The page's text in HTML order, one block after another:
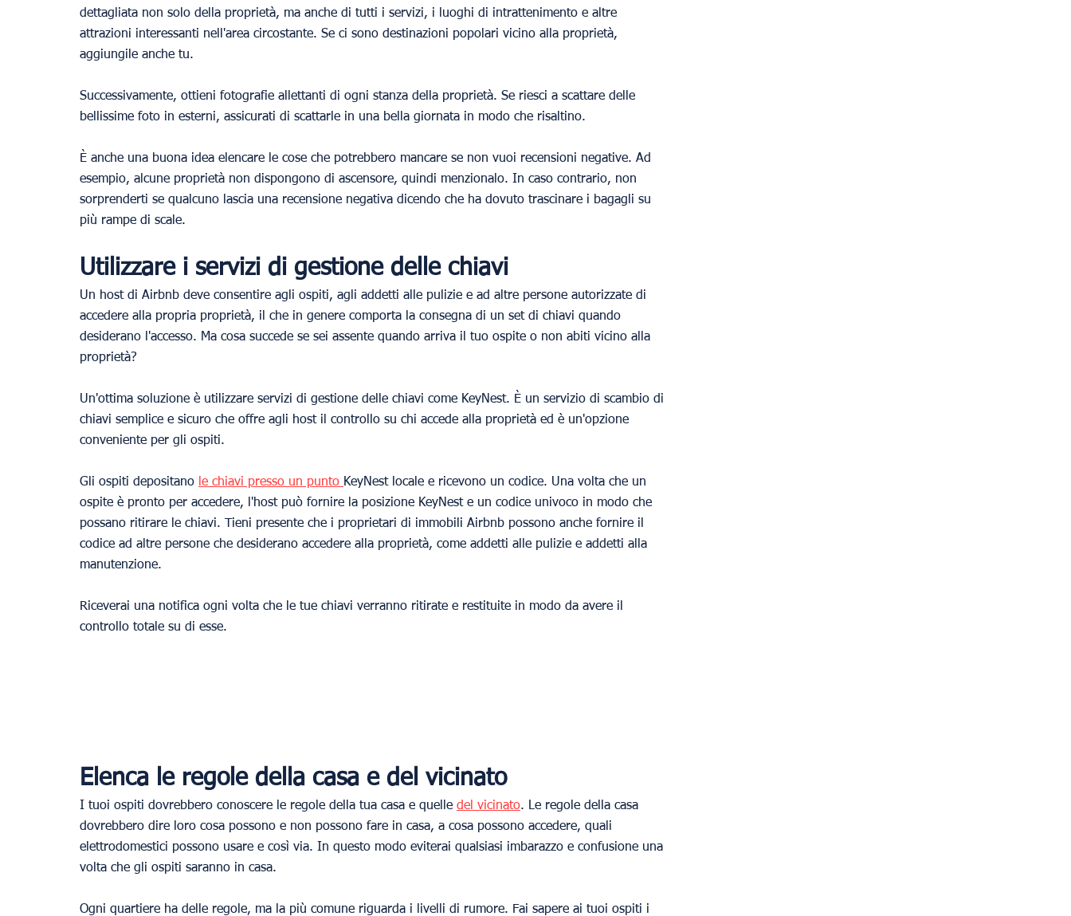
dettagliata non solo della proprietà, ma anche di tutti i servizi, i luoghi di intrattenimento e altre
attrazioni interessanti nell'area circostante. Se ci sono destinazioni popolari vicino alla proprietà,
aggiungile anche tu.
Successivamente, ottieni fotografie allettanti di ogni stanza della proprietà. Se riesci a scattare delle
bellissime foto in esterni, assicurati di scattarle in una bella giornata in modo che risaltino.
È anche una buona idea elencare le cose che potrebbero mancare se non vuoi recensioni negative. Ad
esempio, alcune proprietà non dispongono di ascensore, quindi menzionalo. In caso contrario, non
sorprenderti se qualcuno lascia una recensione negativa dicendo che ha dovuto trascinare i bagagli su
più rampe di scale.
Utilizzare i servizi di gestione delle chiavi
Un host di Airbnb deve consentire agli ospiti, agli addetti alle pulizie e ad altre persone autorizzate di
accedere alla propria proprietà, il che in genere comporta la consegna di un set di chiavi quando
desiderano l'accesso. Ma cosa succede se sei assente quando arriva il tuo ospite o non abiti vicino alla
proprietà?
Un'ottima soluzione è utilizzare servizi di gestione delle chiavi come KeyNest. È un servizio di scambio di
chiavi semplice e sicuro che offre agli host il controllo su chi accede alla proprietà ed è un'opzione
conveniente per gli ospiti.
Gli ospiti depositano le chiavi presso un punto KeyNest locale e ricevono un codice. Una volta che un
ospite è pronto per accedere, l'host può fornire la posizione KeyNest e un codice univoco in modo che
possano ritirare le chiavi. Tieni presente che i proprietari di immobili Airbnb possono anche fornire il
codice ad altre persone che desiderano accedere alla proprietà, come addetti alle pulizie e addetti alla
manutenzione.
Riceverai una notifica ogni volta che le tue chiavi verranno ritirate e restituite in modo da avere il
controllo totale su di esse.
Elenca le regole della casa e del vicinato
I tuoi ospiti dovrebbero conoscere le regole della tua casa e quelle del vicinato. Le regole della casa
dovrebbero dire loro cosa possono e non possono fare in casa, a cosa possono accedere, quali
elettrodomestici possono usare e così via. In questo modo eviterai qualsiasi imbarazzo e confusione una
volta che gli ospiti saranno in casa.
Ogni quartiere ha delle regole, ma la più comune riguarda i livelli di rumore. Fai sapere ai tuoi ospiti i